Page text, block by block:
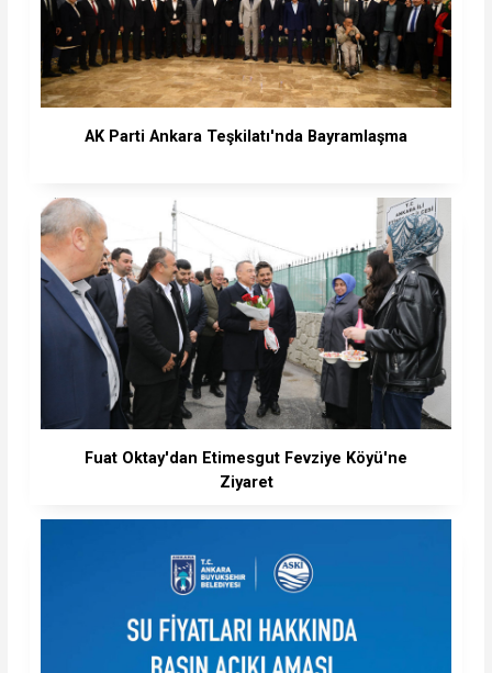
AK Parti Ankara Teşkilatı'nda Bayramlaşma
Fuat Oktay'dan Etimesgut Fevziye Köyü'ne
Ziyaret